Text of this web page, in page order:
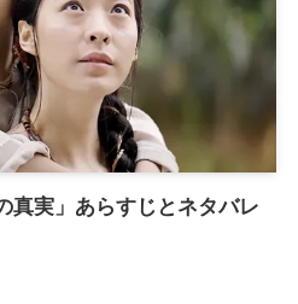
真実」あらすじとネタバレ